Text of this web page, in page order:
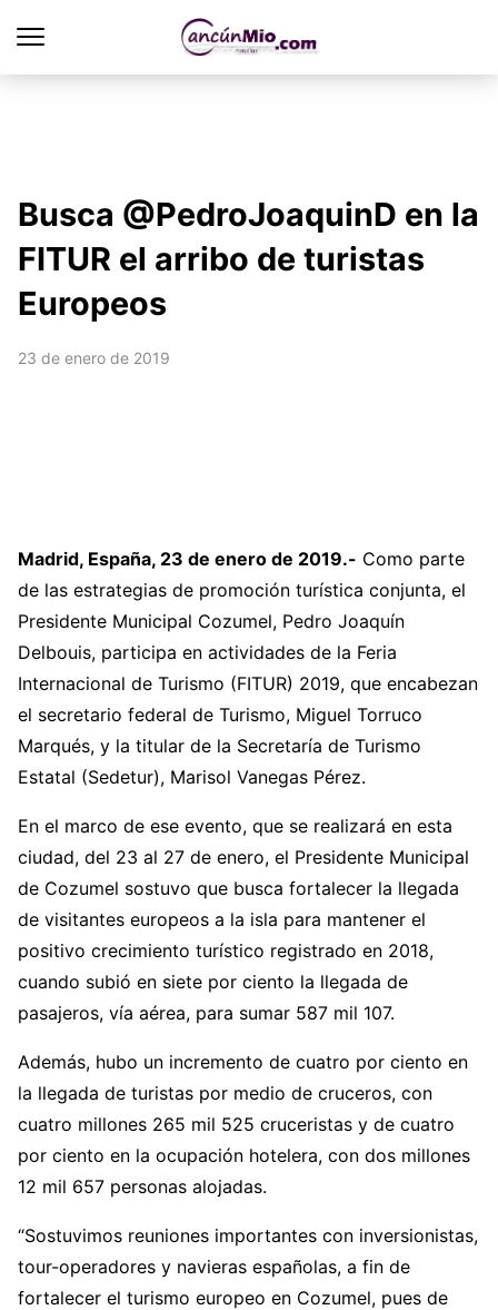
Busca @PedroJoaquinD en la
FITUR el arribo de turistas
Europeos
23 de enero de 2019
Madrid, España, 23 de enero de 2019.- Como parte
de las estrategias de promoción turística conjunta, el
Presidente Municipal Cozumel, Pedro Joaquín
Delbouis, participa en actividades de la Feria
Internacional de Turismo (FITUR) 2019, que encabezan
el secretario federal de Turismo, Miguel Torruco
Marqués, y la titular de la Secretaría de Turismo
Estatal (Sedetur), Marisol Vanegas Pérez.
En el marco de ese evento, que se realizará en esta
ciudad, del 23 al 27 de enero, el Presidente Municipal
de Cozumel sostuvo que busca fortalecer la llegada
de visitantes europeos a la isla para mantener el
positivo crecimiento turístico registrado en 2018,
cuando subió en siete por ciento la llegada de
pasajeros, vía aérea, para sumar 587 mil 107.
Además, hubo un incremento de cuatro por ciento en
la llegada de turistas por medio de cruceros, con
cuatro millones 265 mil 525 cruceristas y de cuatro
por ciento en la ocupación hotelera, con dos millones
12 mil 657 personas alojadas.
“Sostuvimos reuniones importantes con inversionistas,
tour-operadores y navieras españolas, a fin de
fortalecer el turismo europeo en Cozumel, pues de